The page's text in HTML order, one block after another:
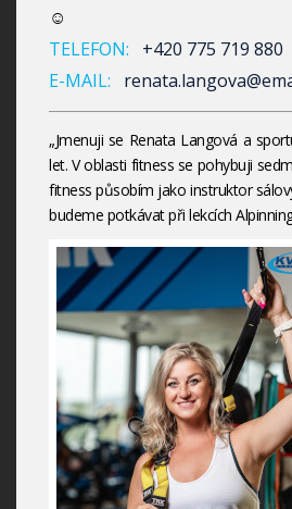
☺
TELEFON:
+420 775 719 880
E-MAIL:
„Jmenuji se Renata Langová a
let. V oblasti fitness se pohybuji
fitness působím jako instruktor
budeme potkávat při lekcích